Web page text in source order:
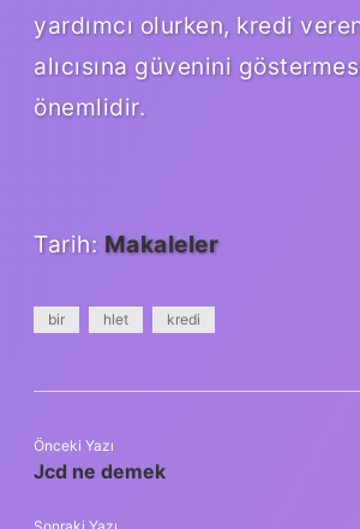
yardımcı olurken, kredi
alıcısına güvenini
önemlidir.
Tarih: Makaleler
bir hlet kredi
Önceki Yazı
Jcd ne demek